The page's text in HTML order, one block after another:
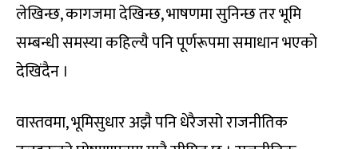
लेखिन्छ, कागजमा देखिन्छ, भाषणमा सुनिन्छ तर भूमि
सम्बन्धी समस्या कहिल्यै पनि पूर्णरूपमा समाधान भएको
देखिंदैन ।
वास्तवमा, भूमिसुधार अझै पनि धेरैजसो राजनीतिक